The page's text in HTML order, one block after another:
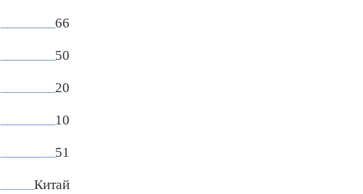
66
50
20
10
51
Китай